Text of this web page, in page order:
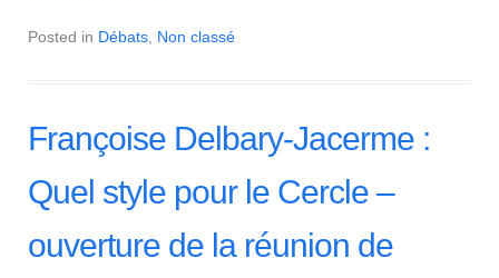
Posted in Débats Non classé
Françoise Delbary-Jacerme :
Quel style pour le Cercle –
ouverture de la réunion de